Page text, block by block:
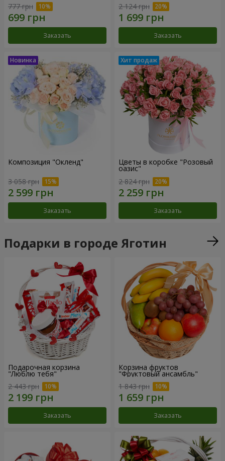
777 грн
Заказать
2 124 грн
Заказать
Композиция "Окленд"
3 058 грн
Заказать
Цветы в коробке "Розовый
оазис"
2 824 грн
Заказать
Подарки в городе Яготин
Подарочная корзина
"Люблю тебя"
2 443 грн
Заказать
Корзина фруктов
"Фруктовый ансамбль"
1 843 грн
Заказать